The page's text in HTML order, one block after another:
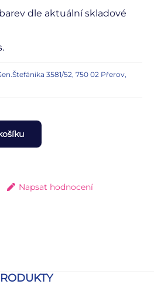
dle aktuální skladové
3581/52, 750 02 Přerov,
Napsat hodnocení